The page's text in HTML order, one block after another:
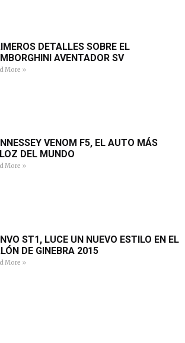
DETALLES SOBRE EL
AVENTADOR SV
More »
VENOM F5, EL AUTO MÁS
DEL MUNDO
More »
ST1, LUCE UN NUEVO ESTILO EN EL
DE GINEBRA 2015
More »